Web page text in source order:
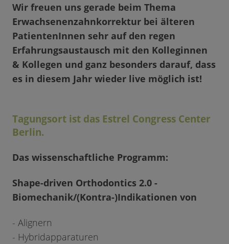
Wir freuen uns gerade beim Thema
Erwachsenenzahnkorrektur bei älteren
PatientenInnen sehr auf den regen
Erfahrungsaustausch mit den Kolleginnen
& Kollegen und ganz besonders darauf, dass
es in diesem Jahr wieder live möglich ist!
Tagungsort ist das Estrel Congress Center
Berlin.
Das wissenschaftliche Programm:
Shape-driven Orthodontics 2.0 -
Biomechanik/(Kontra-)Indikationen von
- Alignern
- Hybridapparaturen